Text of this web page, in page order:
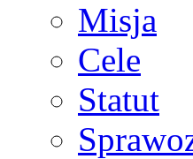
Misja
Cele
Statut